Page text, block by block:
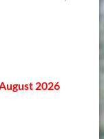
2026